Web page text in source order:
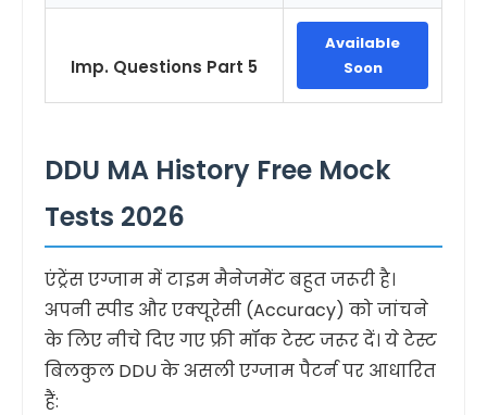
Imp. Questions Part 5
Available
Soon
DDU MA History Free Mock
Tests 2026
एंट्रेंस एग्जाम में टाइम मैनेजमेंट बहुत जरूरी है।
अपनी स्पीड और एक्यूरेसी (Accuracy) को जांचने
के लिए नीचे दिए गए फ्री मॉक टेस्ट जरूर दें। ये टेस्ट
बिलकुल DDU के असली एग्जाम पैटर्न पर आधारित
हैं: